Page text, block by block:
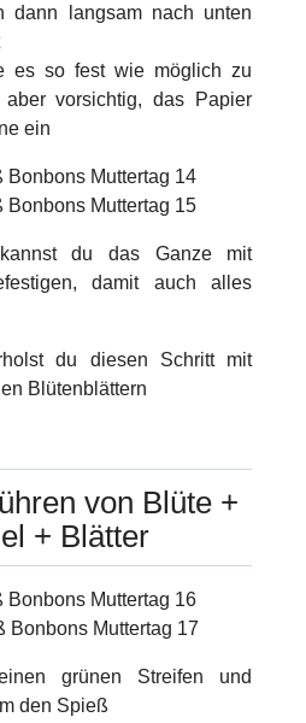
dann langsam nach unten
es so fest wie möglich zu
aber vorsichtig, das Papier
ein
du das Ganze mit
damit auch alles
du diesen Schritt mit
Blütenblättern
von Blüte +
+ Blätter
grünen Streifen und
den Spieß